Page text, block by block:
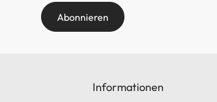
Abonnieren
Informationen